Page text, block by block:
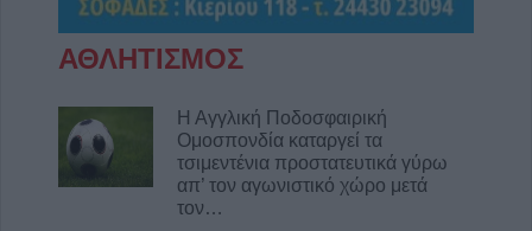
ΑΘΛΗΤΙΣΜΟΣ
Η Αγγλική Ποδοσφαιρική
Ομοσπονδία καταργεί τα
τσιμεντένια προστατευτικά γύρω
απ’ τον αγωνιστικό χώρο μετά
τον…